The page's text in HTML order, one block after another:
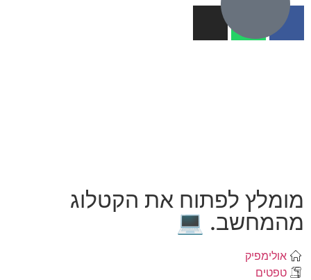
מומלץ לפתוח את הקטלוג
מהמחשב. 💻
אולימפיק
טפטים